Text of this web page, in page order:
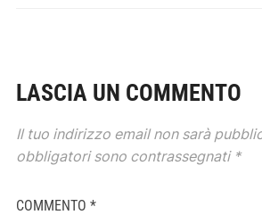
LASCIA UN COMMENTO
Il tuo indirizzo email non sarà
obbligatori sono contrassegnati *
COMMENTO *